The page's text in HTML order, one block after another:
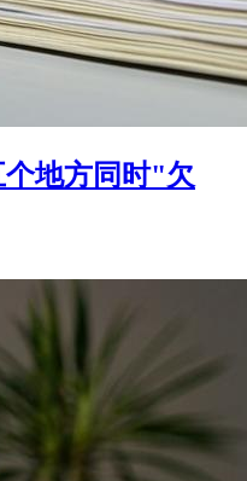
地方同时"欠